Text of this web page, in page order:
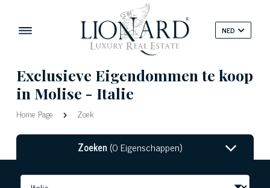
NED
Exclusieve Eigendommen te koop
in Molise - Italie
Home Page Zoek
Zoeken (0 Eigenschappen)